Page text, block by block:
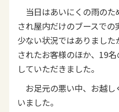
当日はあいにくの雨のた
され屋内だけのブースで
少ない状況ではありまし
されたお客様のほか、19
していただきました。
お足元の悪い中、お越し
いました。